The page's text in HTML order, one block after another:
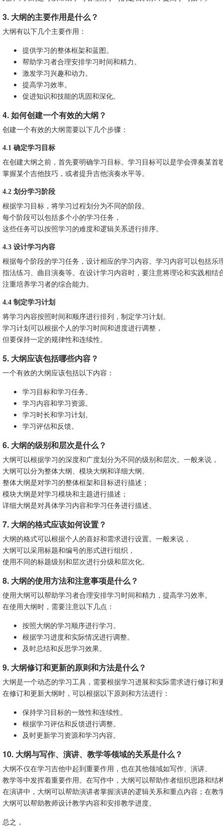
3. 大纲的主要作用是什么？
大纲有以下几个主要作用：
提供学习的整体框架和蓝图。
帮助学习者合理安排学习时间和精力。
激发学习兴趣和动力。
提高学习效率。
促进知识和技能的巩固和深化。
4. 如何创建一个有效的大纲？
创建一个有效的大纲需要以下几个步骤：
4.1 确定学习目标
在创建大纲之前，首先要明确学习目标。学习目标可以是学会弹奏某首
掌握某个吉他技巧，或者提升吉他演奏水平等。
4.2 划分学习阶段
根据学习目标，将学习过程划分为不同的阶段。
每个阶段可以包括多个小的学习任务，
这些任务可以按照学习的难度和逻辑关系进行排序。
4.3 设计学习内容
根据每个阶段的学习任务，设计相应的学习内容。学习内容可以包括乐
指法练习、曲目演奏等。在设计学习内容时，要注意将理论和实践相结
注重培养学习者的综合能力。
4.4 制定学习计划
将学习内容按照时间和顺序进行排列，制定学习计划。
学习计划可以根据个人的学习时间和进度进行调整，
但要保持一定的规律性和连续性。
5. 大纲应该包括哪些内容？
一个有效的大纲应该包括以下内容：
学习目标和学习任务。
学习内容和学习资源。
学习时长和学习计划。
学习评估和反馈。
6. 大纲的级别和层次是什么？
大纲可以根据学习的深度和广度划分为不同的级别和层次。一般来说，
大纲可以分为整体大纲、模块大纲和详细大纲。
整体大纲是对学习的整体框架和目标进行描述；
模块大纲是对学习模块和主题进行描述；
详细大纲是对具体学习内容和学习任务进行描述。
7. 大纲的格式应该如何设置？
大纲的格式可以根据个人的喜好和需求进行设置。一般来说，
大纲可以采用标题和编号的形式进行组织，
使用不同的标题级别和层次进行分级和层次化。
8. 大纲的使用方法和注意事项是什么？
使用大纲可以帮助学习者合理安排学习时间和精力，提高学习效率。
在使用大纲时，需要注意以下几点：
按照大纲的学习顺序进行学习。
根据学习进度和实际情况进行调整。
及时总结和反思学习效果。
9. 大纲修订和更新的原则和方法是什么？
大纲是一个动态的学习工具，需要根据学习进展和实际需求进行修订和
在修订和更新大纲时，可以根据以下原则和方法进行：
保持学习目标的一致性和连续性。
根据学习评估和反馈进行调整。
及时更新学习资源和学习内容。
10. 大纲与写作、演讲、教学等领域的关系是什么？
大纲不仅在学习吉他中起到重要作用，也在其他领域如写作、演讲、
教学等中发挥着重要作用。在写作中，大纲可以帮助作者组织思路和结
在演讲中，大纲可以帮助演讲者掌握演讲的逻辑关系和重点内容；在教
大纲可以帮助教师设计教学内容和安排教学进度。
总之，